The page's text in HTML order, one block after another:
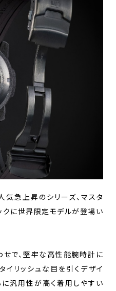
気急上昇のシリーズ、マスタ
クに世界限定モデルが登場い
せで、堅牢な高性能腕時計に
イリッシュな目を引くデザイ
に汎用性が高く着用しやすい